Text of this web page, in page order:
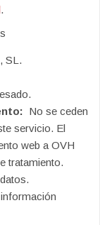
.
SL.
No se ceden
servicio. El
web a OVH
tratamiento.